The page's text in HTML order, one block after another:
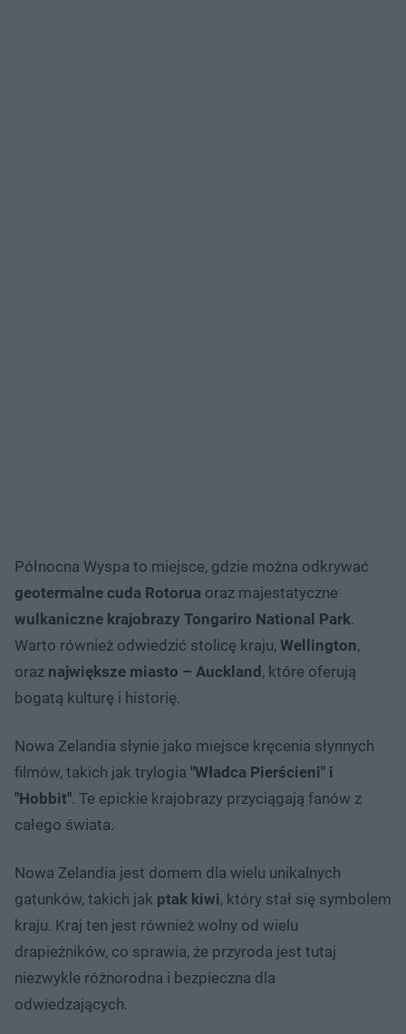
Północna Wyspa to miejsce, gdzie można odkrywać
geotermalne cuda Rotorua oraz majestatyczne
wulkaniczne krajobrazy Tongariro National Park.
Warto również odwiedzić stolicę kraju, Wellington,
oraz największe miasto – Auckland, które oferują
bogatą kulturę i historię.
Nowa Zelandia słynie jako miejsce kręcenia słynnych
filmów, takich jak trylogia "Władca Pierścieni" i
"Hobbit". Te epickie krajobrazy przyciągają fanów z
całego świata.
Nowa Zelandia jest domem dla wielu unikalnych
gatunków, takich jak ptak kiwi, który stał się symbolem
kraju. Kraj ten jest również wolny od wielu
drapieżników, co sprawia, że przyroda jest tutaj
niezwykle różnorodna i bezpieczna dla
odwiedzających.